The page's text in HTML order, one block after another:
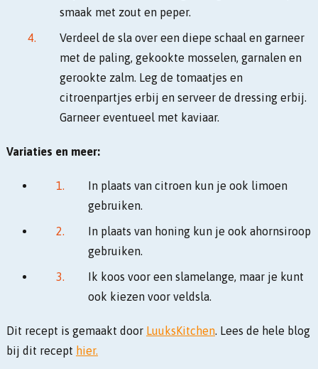
smaak met zout en peper.
Verdeel de sla over een diepe schaal en garneer
met de paling, gekookte mosselen, garnalen en
gerookte zalm. Leg de tomaatjes en
citroenpartjes erbij en serveer de dressing erbij.
Garneer eventueel met kaviaar.
Variaties en meer:
In plaats van citroen kun je ook limoen
gebruiken.
In plaats van honing kun je ook ahornsiroop
gebruiken.
Ik koos voor een slamelange, maar je kunt
ook kiezen voor veldsla.
Dit recept is gemaakt door LuuksKitchen. Lees de hele blog
bij dit recept hier.